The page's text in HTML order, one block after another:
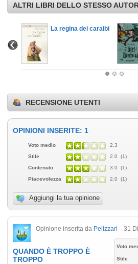
ALTRI LIBRI DELLO STESSO
La regina dei caraibi
RECENSIONE UTENTI
OPINIONI INSERITE: 1
Voto medio
2.3
Stile
2.0 (1)
Contenuto
3.0 (1)
Piacevolezza
2.0 (1)
Aggiungi la tua opinione
Opinione inserita da Pelizzari 31
Voto
Stile
QUANDO È TROPPO È
TROPPO